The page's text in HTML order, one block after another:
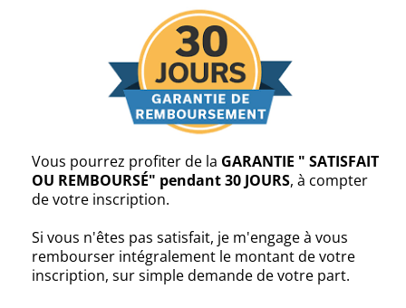
Vous pourrez profiter de la GARANTIE " SATISFAIT
OU REMBOURSÉ" pendant 30 JOURS, à compter
de votre inscription.
Si vous n'êtes pas satisfait, je m'engage à vous
rembourser intégralement le montant de votre
inscription, sur simple demande de votre part.